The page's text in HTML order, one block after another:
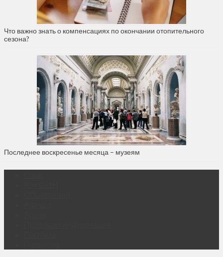
Что важно знать о компенсациях по окончании отопительного
сезона?
Последнее воскресенье месяца – музеям